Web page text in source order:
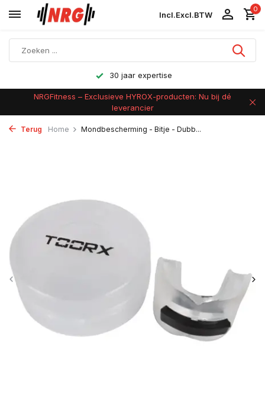
Incl.Excl.BTW
0
30 jaar expertise
NRGFitness – Exclusieve HYROX-producten: Nu bij dé
leverancier
Terug Home Mondbescherming - Bitje - Dubb...